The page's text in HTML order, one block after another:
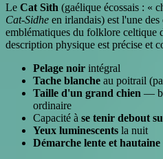
Le Cat Sìth (gaélique écossais : «
Cat-Sidhe en irlandais) est l'une des
emblématiques du folklore celtique
description physique est précise et
Pelage noir intégral
Tache blanche au poitrail
Taille d'un grand chien —
ordinaire
Capacité à se tenir debout
Yeux luminescents la nuit
Démarche lente et hautaine